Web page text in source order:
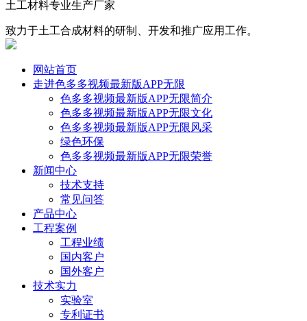
土工材料专业生产厂家
致力于土工合成材料的研制、开发和推广应用工作。
网站首页
走进色多多视频最新版APP无限
色多多视频最新版APP无限简介
色多多视频最新版APP无限文化
色多多视频最新版APP无限风采
绿色环保
色多多视频最新版APP无限荣誉
新闻中心
技术支持
常见问答
产品中心
工程案例
工程业绩
国内客户
国外客户
技术实力
实验室
专利证书